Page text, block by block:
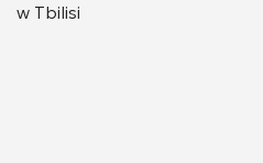
w Tbilisi